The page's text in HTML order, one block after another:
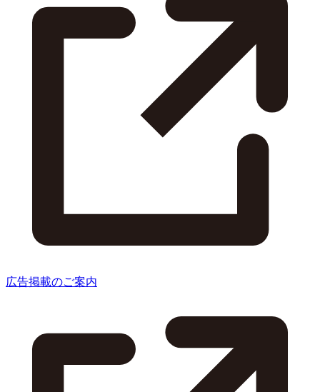
広告掲載のご案内